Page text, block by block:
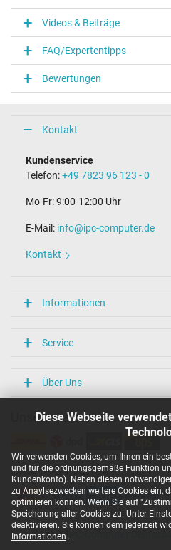
Diese Webseite
Wir verwenden Cookies, um Ihnen ein
und für die ordnungsgemäße Funktion
Kundenkonto). Neben diesen
zu Anaylsezwecken weitere Cookies ein,
optimieren können. Wenn Sie auf
Speicherung aller Cookies zu. Unter
deaktivieren. Sie können dem jederzeit
Informationen .
Notebook Stecker
Steckertyp / -form
rund / –
Steckerlänge (mm)
11,0 mm
5,5 mm / 2,5 mm
Länge Anschlusskabel (m) (ca.)
1.75 m
Maße
Länge / Breite / Höhe
Überlast-, kurzschluss- und
CCC
PSE
TÜV Geprüfte Sicherheit
UL Nachhaltigkeit
Ukraine Safety
Kategorisierung
Kategorie
Netzteil
Videos & Beiträge
FAQ/Expertentipps
Bewertungen
Kontakt
Kundenservice
Telefon:+49 7823 96 123 - 0
Mo-Fr: 9:00-12:00 Uhr
E-Mail: info@ipc-computer.de
Kontakt
Informationen
Service
Über Uns
Unsere Versandarten
Unsere Zahlarten
Copyright ©